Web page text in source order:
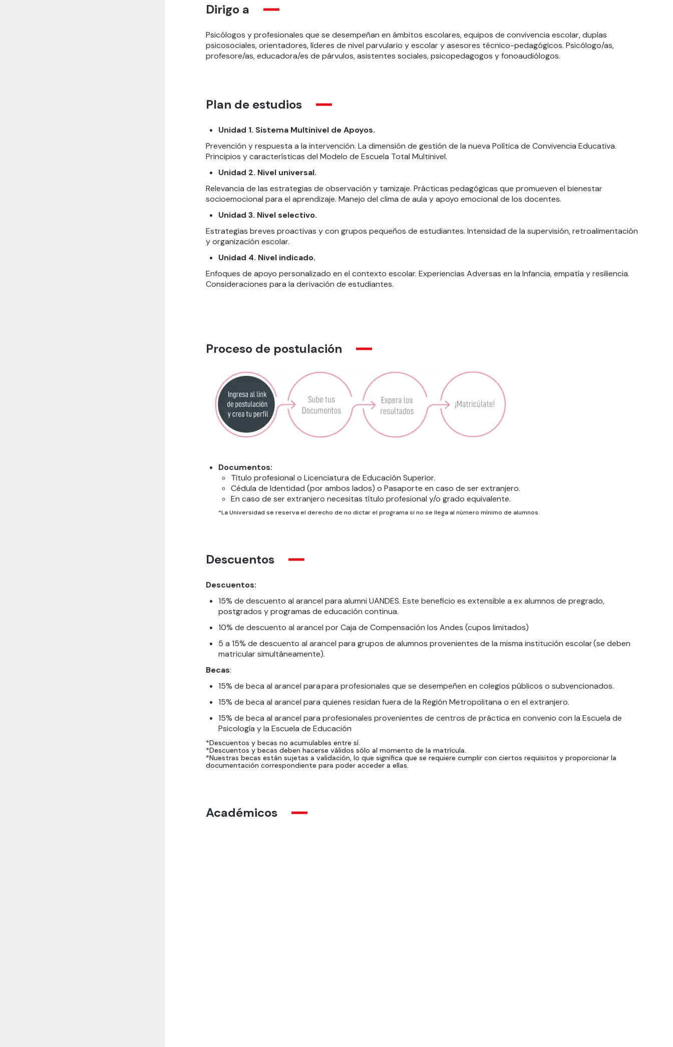
Dirigo a
Psicólogos y profesionales que se desempeñan en ámbitos escolares, equipos de convivencia escolar, duplas
psicosociales, orientadores, líderes de nivel parvulario y escolar y asesores técnico-pedagógicos. Psicólogo/as,
profesore/as, educadora/es de párvulos,asistentes sociales, psicopedagogos yfonoaudiólogos.
Plan de estudios
Unidad 1. Sistema Multinivel de Apoyos.
Prevención y respuesta a la intervención. La dimensión de gestión de la nueva Política de Convivencia Educativa.
Principios y características del Modelo de Escuela Total Multinivel.
Unidad 2. Nivel universal.
Relevancia de las estrategias de observación y tamizaje. Prácticas pedagógicas que promueven el bienestar
socioemocional para el aprendizaje. Manejo del clima de aula y apoyo emocional de los docentes.
Unidad 3. Nivel selectivo.
Estrategias breves proactivas y con grupos pequeños de estudiantes. Intensidad de la supervisión, retroalimentación
y organización escolar.
Unidad 4. Nivel indicado.
Enfoques de apoyo personalizado en el contexto escolar. Experiencias Adversas en la Infancia, empatía y resiliencia.
Consideraciones para la derivación de estudiantes.
Proceso de postulación
Documentos:
Título profesional o Licenciatura de Educación Superior.
Cédula de Identidad (por ambos lados) o Pasaporte en caso de ser extranjero.
En caso de ser extranjero necesitas título profesional y/o grado equivalente.
*La Universidad se reserva el derecho de no dictar el programa si no se llega al número mínimo de alumnos.
Descuentos
Descuentos:
15% de descuento al arancel para alumni UANDES. Este beneficio es extensible a ex alumnos de pregrado,
postgrados y programas de educación continua.
10% de descuento al arancel por Caja de Compensación los Andes (cupos limitados)
5 a 15% de descuento al arancel para grupos de alumnos provenientes de la misma institución escolar (se deben
matricular simultáneamente).
Becas:
15% de beca al arancel para para profesionales que se desempeñen en colegios públicos o subvencionados.
15% de beca al arancel para quienes residan fuera de la Región Metropolitana o en el extranjero.
15% de beca al arancel para profesionales provenientes de centros de práctica en convenio con la Escuela de
Psicología y la Escuela de Educación
*Descuentos y becas no acumulables entre sí.
*Descuentos y becas deben hacerse válidos sólo al momento de la matrícula.
*Nuestras becas están sujetas a validación, lo que significa que se requiere cumplir con ciertos requisitos y proporcionar la
documentación correspondiente para poder acceder a ellas.
Académicos